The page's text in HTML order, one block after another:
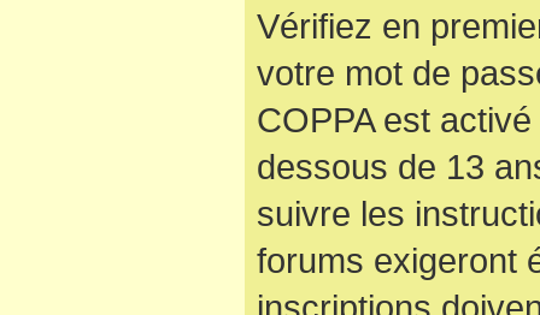
Vérifiez en
votre mot de
COPPA est
dessous de 13
suivre les
forums exigeront